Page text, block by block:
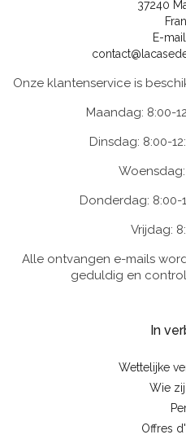
37240
E-
Onze klantenservice is
Maandag: 8:00-
Dinsdag: 8:00-
Woensdag:
Donderdag: 8:00-
Vrijdag:
Alle ontvangen e-mails
geduldig en
In
Wettelijke
Wie
Offres